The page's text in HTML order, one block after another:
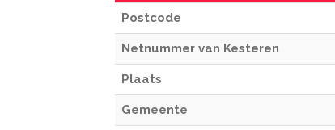
Postcode
Netnummer van Kesteren
Plaats
Gemeente